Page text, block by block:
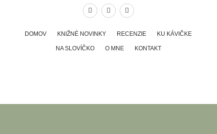
DOMOV KNIŽNÉ NOVINKY RECENZIE KU KÁVIČKE
NA SLOVÍČKO O MNE KONTAKT